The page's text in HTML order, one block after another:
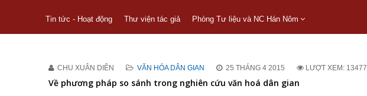
Tin tức - Hoạt động Thư viện tác giả Phòng Tư liệu và NC Hán Nôm
CHU XUÂN DIÊN VĂN HÓA DÂN GIAN 25 THÁNG 4 2015 LƯỢT XEM: 13477
Về phương pháp so sánh trong nghiên cứu văn hoá dân gian